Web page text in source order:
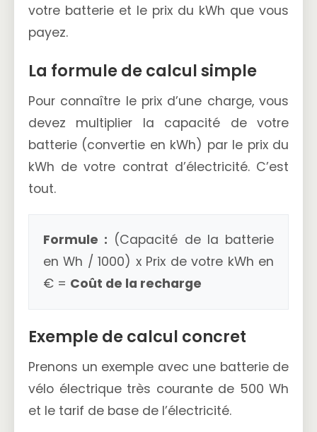
votre batterie et le prix du kWh que vous
payez.
La formule de calcul simple
Pour connaître le prix d’une charge, vous
devez multiplier la capacité de votre
batterie (convertie en kWh) par le prix du
kWh de votre contrat d’électricité. C’est
tout.
Formule : (Capacité de la batterie
en Wh / 1000) x Prix de votre kWh en
€ = Coût de la recharge
Exemple de calcul concret
Prenons un exemple avec une batterie de
vélo électrique très courante de 500 Wh
et le tarif de base de l’électricité.